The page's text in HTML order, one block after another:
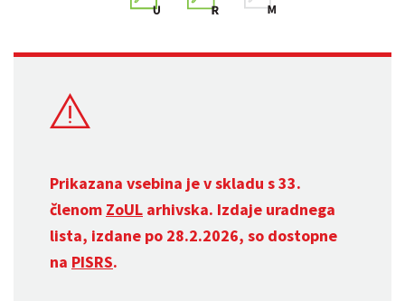
Prikazana vsebina je v skladu s 33.
členom ZoUL arhivska. Izdaje uradnega
lista, izdane po 28.2.2026, so dostopne
na PISRS.